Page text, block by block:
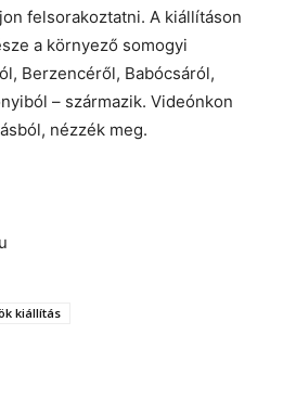
felsorakoztatni. A kiállításon
a környező somogyi
Berzencéről, Babócsáról,
– származik. Videónkon
nézzék meg.
kiállítás